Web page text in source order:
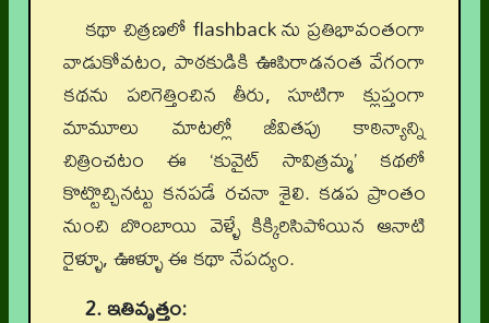
కథా చిత్రణలో flashback ను ప్రతిభావంతంగా
వాడుకోవటం, పాఠకుడికి ఊపిరాడనంత వేగంగా
కథను పరిగెత్తించిన తీరు, సూటిగా క్లుప్తంగా
మామూలు మాటల్లో జీవితపు కాఠిన్యాన్ని
చిత్రించటం ఈ ‘కువైట్ సావిత్రమ్మ’ కథలో
కొట్టొచ్చినట్టు కనపడే రచనా శైలి. కడప ప్రాంతం
నుంచి బొంబాయి వెళ్ళే కిక్కిరిసిపోయిన ఆనాటి
రైళ్ళూ, ఊళ్ళూ ఈ కథా నేపద్యం.
2. ఇతివృత్తం: